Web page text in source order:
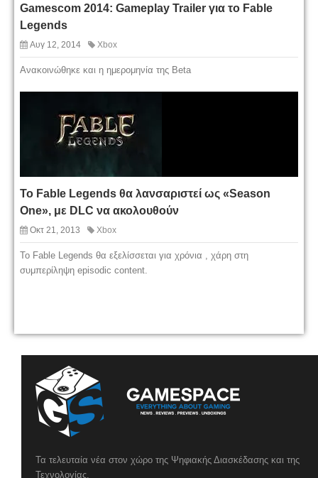
Gamescom 2014: Gameplay Trailer για το Fable
Legends
Αυγ 12, 2014 Xbox
Ανακοινώθηκε και η ημερομηνία της Beta
To Fable Legends θα λανσαριστεί ως «Season
One», με DLC να ακολουθούν
Οκτ 21, 2013 Xbox
Το Fable Legends θα εξελίσσεται για χρόνια , χάρη στη
συμπερίληψη episodic content.
Τα τελευταία νέα στον χώρο της Ψηφιακής Διασκέδασης και της
Τεχνολογίας.